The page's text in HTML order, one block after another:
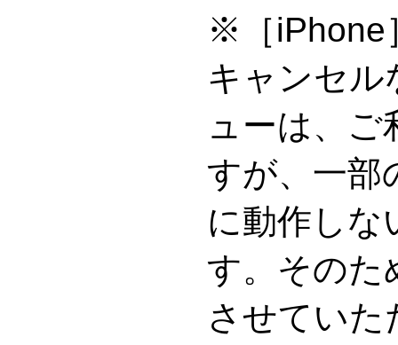
※［iPhone
キャンセル
ューは、ご
すが、一部
に動作しな
す。そのた
させてい